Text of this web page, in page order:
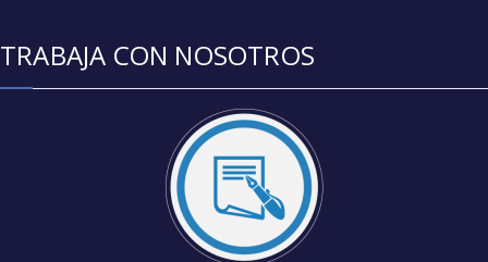
TRABAJA CON NOSOTROS